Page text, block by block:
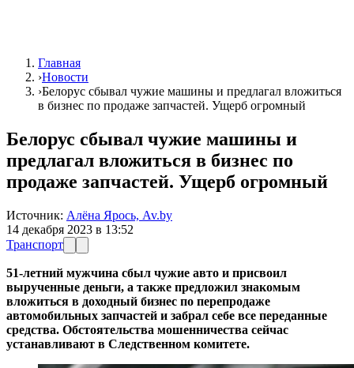
Главная
›Новости
›Белорус сбывал чужие машины и предлагал вложиться
в бизнес по продаже запчастей. Ущерб огромный
Белорус сбывал чужие машины и
предлагал вложиться в бизнес по
продаже запчастей. Ущерб огромный
Источник: Алёна Ярось, Av.by
14 декабря 2023 в 13:52
Транспорт
51-летний мужчина сбыл чужие авто и присвоил
вырученные деньги, а также предложил знакомым
вложиться в доходный бизнес по перепродаже
автомобильных запчастей и забрал себе все переданные
средства. Обстоятельства мошенничества сейчас
устанавливают в Следственном комитете.